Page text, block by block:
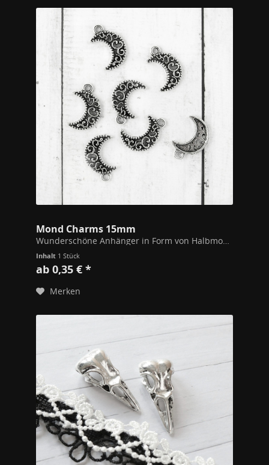
Mond Charms 15mm
Wunderschöne Anhänger in Form von Halbmonden mit feinen Ornamenten. NEU! Jetzt mit Motiv auf beiden Seiten! Der Anhänger hat keine "Rückseite" mehr, wie auf dem Bild. Maße 15mm
Inhalt 1 Stück
ab 0,35 € *
Merken